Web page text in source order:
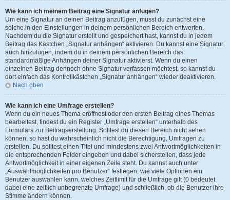
Wie kann ich meinem Beitrag eine Signatur anfügen?
Um eine Signatur an deinen Beitrag anzufügen, musst du zunächst eine
solche in den Einstellungen in deinem persönlichen Bereich entwerfen.
Nachdem du die Signatur erstellt und gespeichert hast, kannst du in jedem
Beitrag das Kästchen „Signatur anhängen“ aktivieren. Du kannst eine Signatur
auch hinzufügen, indem du in deinem persönlichen Bereich das
standardmäßige Anhängen deiner Signatur aktivierst. Wenn du einen
einzelnen Beitrag dennoch ohne Signatur verfassen möchtest, so kannst du
dort einfach das Kontrollkästchen „Signatur anhängen“ wieder deaktivieren.
Nach oben
Wie kann ich eine Umfrage erstellen?
Wenn du ein neues Thema eröffnest oder den ersten Beitrag eines Themas
bearbeitest, findest du ein Register „Umfrage erstellen“ unterhalb des
Formulars zur Beitragserstellung. Solltest du diesen Bereich nicht sehen
können, so hast du wahrscheinlich nicht die Berechtigung, Umfragen zu
erstellen. Du solltest einen Titel und mindestens zwei Antwortmöglichkeiten in
die entsprechenden Felder eingeben und dabei sicherstellen, dass jede
Antwortmöglichkeit in einer eigenen Zeile steht. Du kannst auch unter
„Auswahlmöglichkeiten pro Benutzer“ festlegen, wie viele Optionen ein
Benutzer auswählen kann, welches Zeitlimit für die Umfrage gilt (0 bedeutet
dabei eine zeitlich unbegrenzte Umfrage) und schließlich, ob die Benutzer ihre
Stimme ändern können.